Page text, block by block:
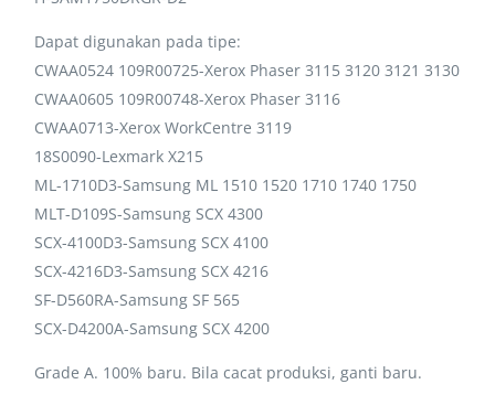
Dapat digunakan pada tipe:
CWAA0524 109R00725-Xerox Phaser 3115 3120 3121 3130
CWAA0605 109R00748-Xerox Phaser 3116
CWAA0713-Xerox WorkCentre 3119
18S0090-Lexmark X215
ML-1710D3-Samsung ML 1510 1520 1710 1740 1750
MLT-D109S-Samsung SCX 4300
SCX-4100D3-Samsung SCX 4100
SCX-4216D3-Samsung SCX 4216
SF-D560RA-Samsung SF 565
SCX-D4200A-Samsung SCX 4200
Grade A. 100% baru. Bila cacat produksi, ganti baru.